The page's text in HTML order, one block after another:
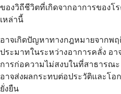
ของวิถีชีวิตที่เกิดจากอาการของ
เหล่านี้
อาจเกิดปัญหาทางกฎหมายจาก
ประมาทในระหว่างอาการคลั่ง อา
การก่อความไม่สงบในที่สาธารณ
อาจส่งผลกระทบต่อประวัติและโ
ยั่งยืน